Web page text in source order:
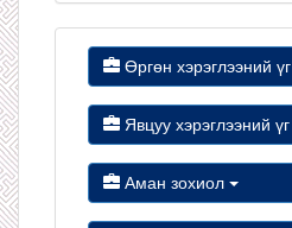
Өргөн хэрэглээний үг
Явцуу хэрэглээний үг
Аман зохиол